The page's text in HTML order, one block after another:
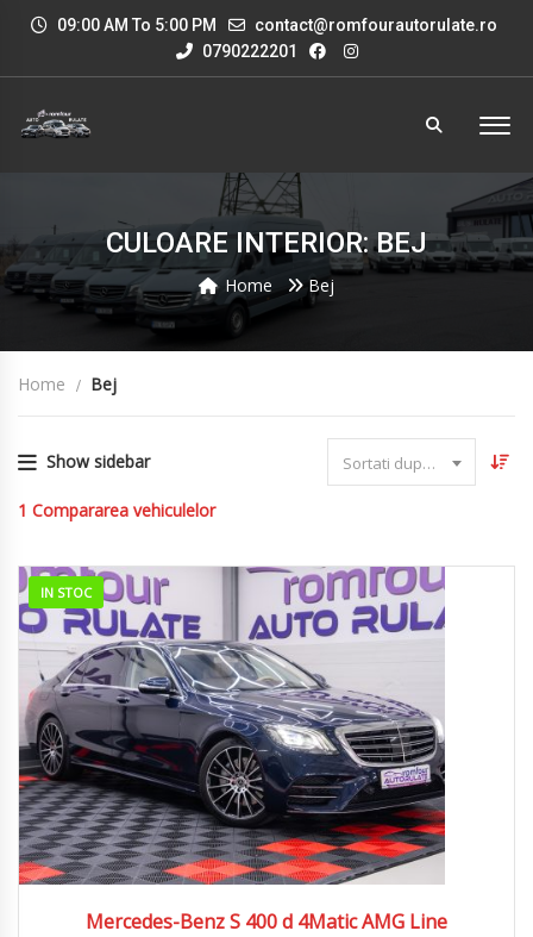
09:00 AM To 5:00 PM
contact@romfourautorulate.ro
0790222201
CULOARE INTERIOR: BEJ
Home Bej
Home Bej
Show sidebar Sortati dupa data
1 Compararea vehiculelor
IN STOC
Mercedes-Benz S 400 d 4Matic AMG Line